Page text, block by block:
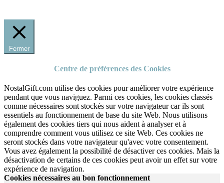
Fermer
Centre de préférences des Cookies
NostalGift.com utilise des cookies pour améliorer votre expérience
pendant que vous naviguez. Parmi ces cookies, les cookies classés
comme nécessaires sont stockés sur votre navigateur car ils sont
essentiels au fonctionnement de base du site Web. Nous utilisons
également des cookies tiers qui nous aident à analyser et à
comprendre comment vous utilisez ce site Web. Ces cookies ne
seront stockés dans votre navigateur qu'avec votre consentement.
Vous avez également la possibilité de désactiver ces cookies. Mais la
désactivation de certains de ces cookies peut avoir un effet sur votre
expérience de navigation.
Cookies nécessaires au bon fonctionnement